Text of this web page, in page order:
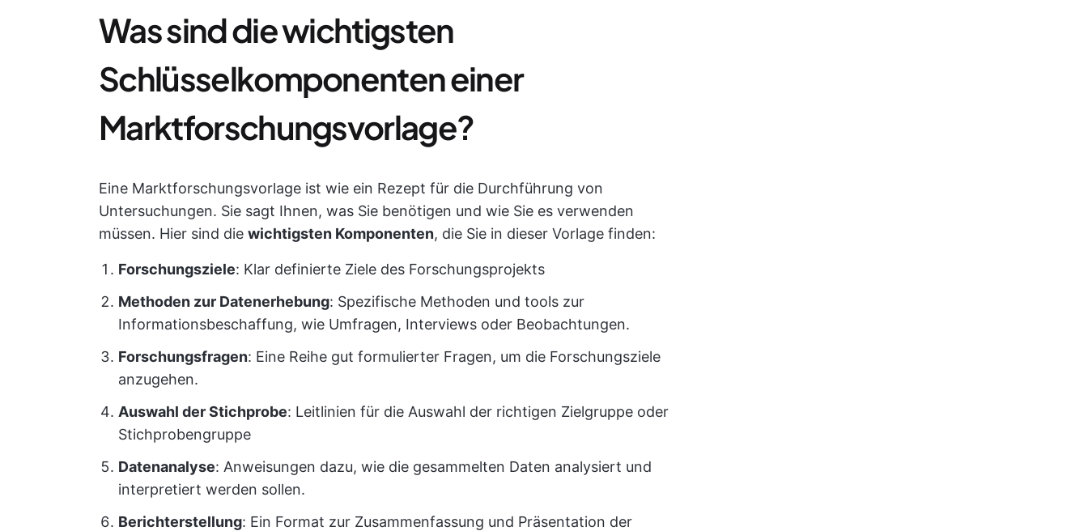
Was sind die wichtigsten
Schlüsselkomponenten einer
Marktforschungsvorlage?
Eine Marktforschungsvorlage ist wie ein Rezept für die Durchführung von
Untersuchungen. Sie sagt Ihnen, was Sie benötigen und wie Sie es verwenden
müssen. Hier sind die wichtigsten Komponenten, die Sie in dieser Vorlage finden:
Forschungsziele: Klar definierte Ziele des Forschungsprojekts
Methoden zur Datenerhebung: Spezifische Methoden und tools zur
Informationsbeschaffung, wie Umfragen, Interviews oder Beobachtungen.
Forschungsfragen: Eine Reihe gut formulierter Fragen, um die Forschungsziele
anzugehen.
Auswahl der Stichprobe: Leitlinien für die Auswahl der richtigen Zielgruppe oder
Stichprobengruppe
Datenanalyse: Anweisungen dazu, wie die gesammelten Daten analysiert und
interpretiert werden sollen.
Berichterstellung: Ein Format zur Zusammenfassung und Präsentation der